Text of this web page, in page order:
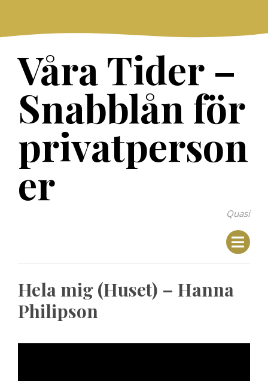
content
Våra Tider –
Snabblån för
privatperson
er
Quasi
Hela mig (Huset) – Hanna
Philipson